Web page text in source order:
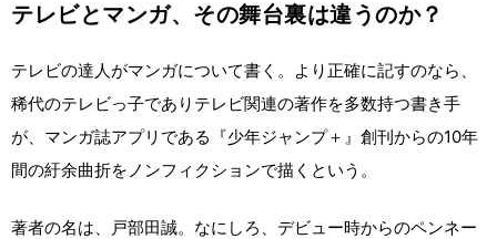
テレビとマンガ、その舞台裏は違うのか？
テレビの達人がマンガについて書く。より正確に記すのなら、
稀代のテレビっ子でありテレビ関連の著作を多数持つ書き手
が、マンガ誌アプリである『少年ジャンプ＋』創刊からの10年
間の紆余曲折をノンフィクションで描くという。
著者の名は、戸部田誠。なにしろ、デビュー時からのペンネー